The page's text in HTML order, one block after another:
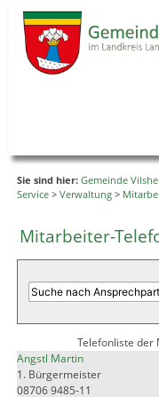
Sie sind hier: Gemeinde
Service > Verwaltung >
Mitarbeiter-
Telefonliste der
Angstl Martin
1. Bürgermeister
08706 9485-11